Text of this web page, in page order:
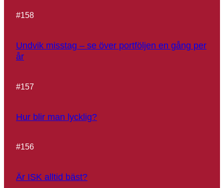
#158
Undvik misstag – se över portföljen en gång per
år
#157
Hur blir man lycklig?
#156
Är ISK alltid bäst?